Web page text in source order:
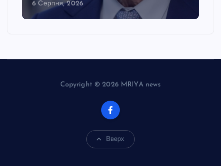
6 Серпня, 2026
Copyright © 2026 MRIYA news
Вверх